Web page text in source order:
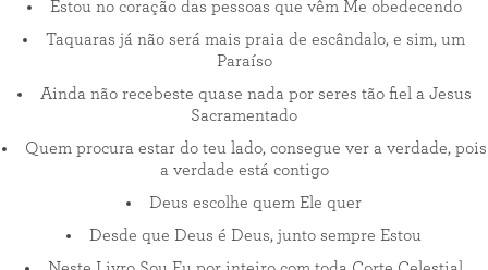
Estou no coração das pessoas que vêm Me obedecendo
Taquaras já não será mais praia de escândalo, e sim, um
Paraíso
Ainda não recebeste quase nada por seres tão fiel a Jesus
Sacramentado
Quem procura estar do teu lado, consegue ver a verdade, pois
a verdade está contigo
Deus escolhe quem Ele quer
Desde que Deus é Deus, junto sempre Estou